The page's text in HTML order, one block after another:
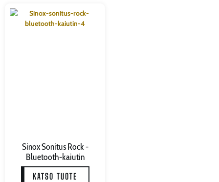
Sinox Sonitus Rock -
Bluetooth-kaiutin
KATSO TUOTE